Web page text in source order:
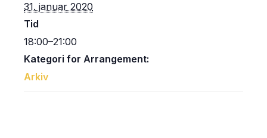
31. januar 2020
Tid
18:00–21:00
Kategori for Arrangement:
Arkiv